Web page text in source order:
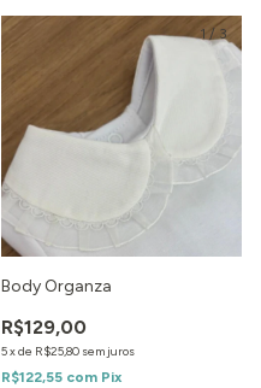
1 / 3
Body Organza
R$129,00
5xde R$25,80 sem juros
R$122,55 com Pix